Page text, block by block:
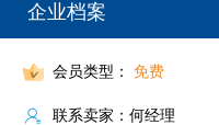
企业档案
会员类型： 免费
联系卖家：何经理